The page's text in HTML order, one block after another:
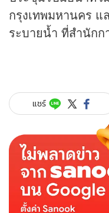
กรุงเทพมหานคร แ
ระบายน้ำ ที่สำนัก
แชร์